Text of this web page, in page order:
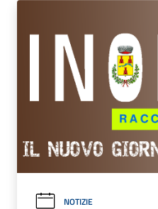
NOTIZIE